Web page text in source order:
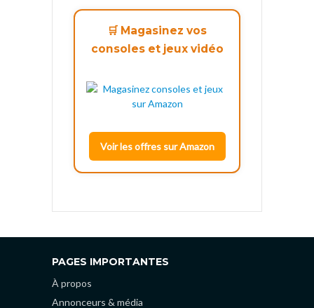
🛒 Magasinez vos
consoles et jeux vidéo
Voir les offres sur Amazon
PAGES IMPORTANTES
À propos
Annonceurs & média